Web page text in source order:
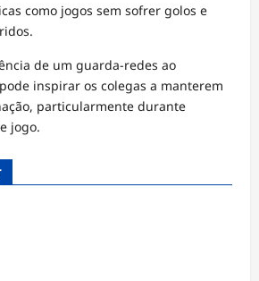
como jogos sem sofrer golos e
de um guarda-redes ao
inspirar os colegas a manterem
particularmente durante
jogo.